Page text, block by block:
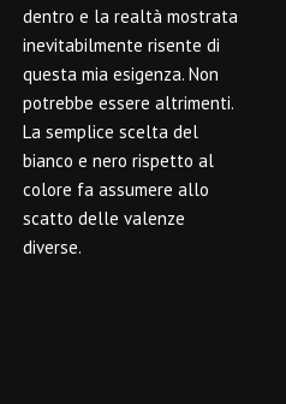
dentro e la realtà mostrata
inevitabilmente risente di
questa mia esigenza. Non
potrebbe essere altrimenti.
La semplice scelta del
bianco e nero rispetto al
colore fa assumere allo
scatto delle valenze
diverse.